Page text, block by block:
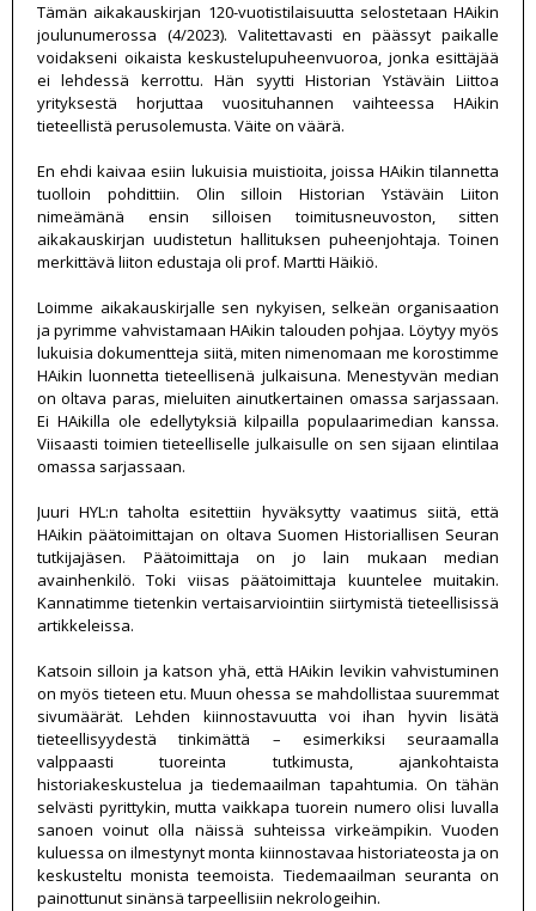
Tämän aikakauskirjan 120-vuotistilaisuutta selostetaan HAikin
joulunumerossa (4/2023). Valitettavasti en päässyt paikalle
voidakseni oikaista keskustelupuheenvuoroa, jonka esittäjää
ei lehdessä kerrottu. Hän syytti Historian Ystäväin Liittoa
yrityksestä horjuttaa vuosituhannen vaihteessa HAikin
tieteellistä perusolemusta. Väite on väärä.
En ehdi kaivaa esiin lukuisia muistioita, joissa HAikin tilannetta
tuolloin pohdittiin. Olin silloin Historian Ystäväin Liiton
nimeämänä ensin silloisen toimitusneuvoston, sitten
aikakauskirjan uudistetun hallituksen puheenjohtaja. Toinen
merkittävä liiton edustaja oli prof. Martti Häikiö.
Loimme aikakauskirjalle sen nykyisen, selkeän organisaation
ja pyrimme vahvistamaan HAikin talouden pohjaa. Löytyy myös
lukuisia dokumentteja siitä, miten nimenomaan me korostimme
HAikin luonnetta tieteellisenä julkaisuna. Menestyvän median
on oltava paras, mieluiten ainutkertainen omassa sarjassaan.
Ei HAikilla ole edellytyksiä kilpailla populaarimedian kanssa.
Viisaasti toimien tieteelliselle julkaisulle on sen sijaan elintilaa
omassa sarjassaan.
Juuri HYL:n taholta esitettiin hyväksytty vaatimus siitä, että
HAikin päätoimittajan on oltava Suomen Historiallisen Seuran
tutkijajäsen. Päätoimittaja on jo lain mukaan median
avainhenkilö. Toki viisas päätoimittaja kuuntelee muitakin.
Kannatimme tietenkin vertaisarviointiin siirtymistä tieteellisissä
artikkeleissa.
Katsoin silloin ja katson yhä, että HAikin levikin vahvistuminen
on myös tieteen etu. Muun ohessa se mahdollistaa suuremmat
sivumäärät. Lehden kiinnostavuutta voi ihan hyvin lisätä
tieteellisyydestä tinkimättä – esimerkiksi seuraamalla
valppaasti tuoreinta tutkimusta, ajankohtaista
historiakeskustelua ja tiedemaailman tapahtumia. On tähän
selvästi pyrittykin, mutta vaikkapa tuorein numero olisi luvalla
sanoen voinut olla näissä suhteissa virkeämpikin. Vuoden
kuluessa on ilmestynyt monta kiinnostavaa historiateosta ja on
keskusteltu monista teemoista. Tiedemaailman seuranta on
painottunut sinänsä tarpeellisiin nekrologeihin.